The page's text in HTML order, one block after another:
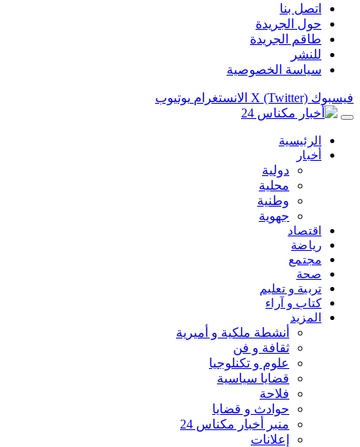
اتصل بنا
حول الجريدة
طاقم الجريدة
للنشر
سياسة الخصوصية
فيسبوك X (Twitter) الانستغرام يوتيوب
الرئيسية
أخبار
دولية
محلية
وطنية
جهوية
اقتصاد
رياضة
مجتمع
صحة
تربية و تعليم
كتاب و آراء
المزيد
أنشطة ملكية و أميرية
ثقافة و فن
علوم و تكنلوجيا
قضايا سياسية
فلاحة
حوادث و قضايا
منبر أخبار مكناس 24
إعلانات